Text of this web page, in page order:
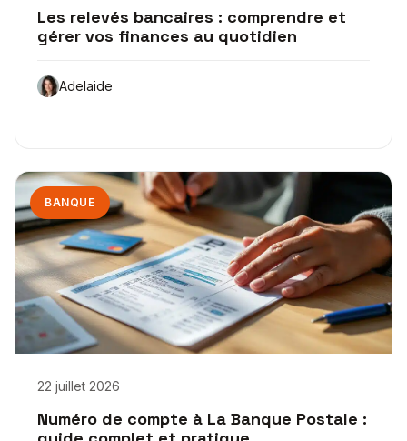
Les relevés bancaires : comprendre et
gérer vos finances au quotidien
Adelaide
BANQUE
22 juillet 2026
Numéro de compte à La Banque Postale :